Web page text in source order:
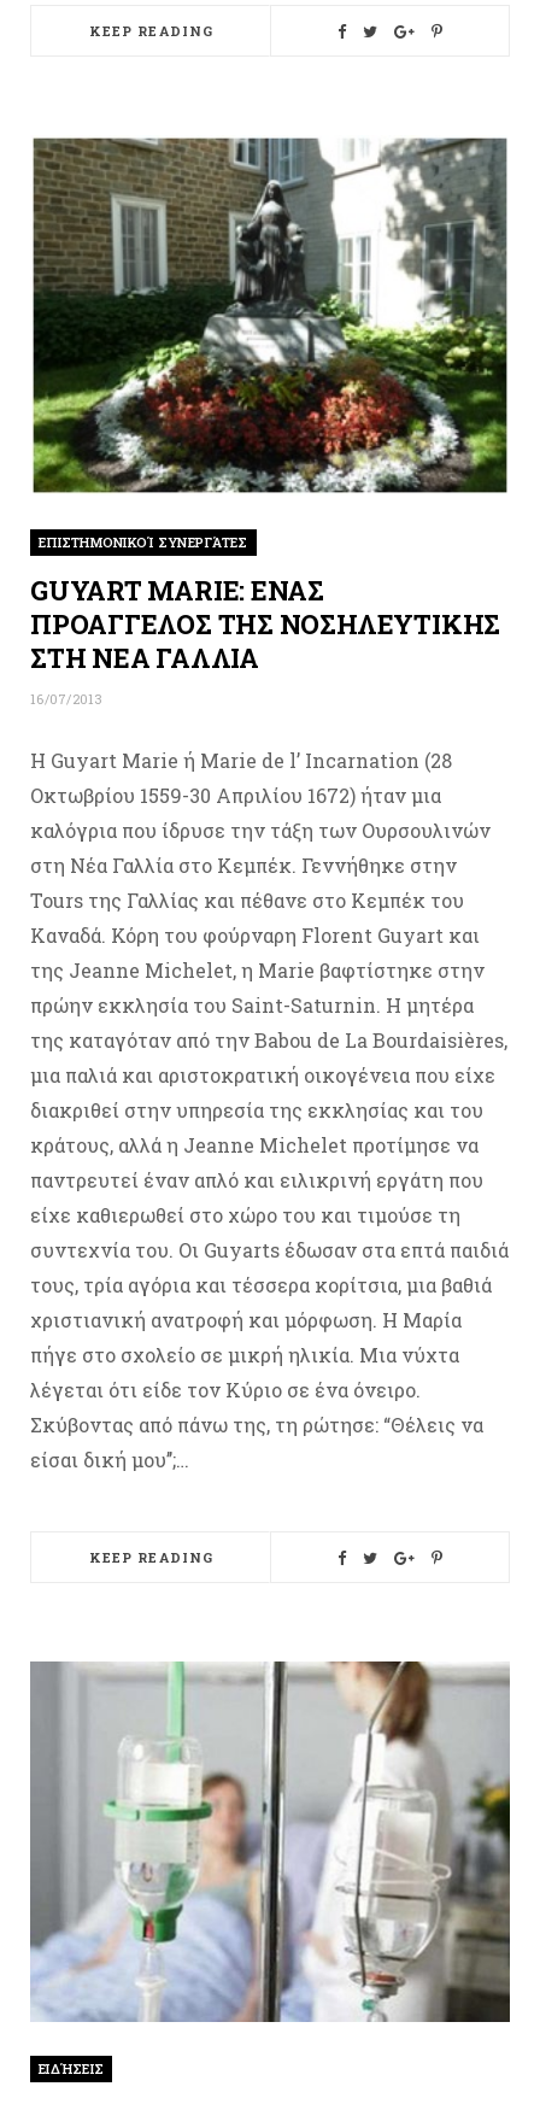
KEEP READING
ΕΠΙΣΤΗΜΟΝΙΚΟΊ ΣΥΝΕΡΓΆΤΕΣ
GUYART MARIE: ΕΝΑΣ
ΠΡΟΑΓΓΕΛΟΣ ΤΗΣ ΝΟΣΗΛΕΥΤΙΚΗΣ
ΣΤΗ ΝΕΑ ΓΑΛΛΙΑ
16/07/2013
Η Guyart Marie ή Marie de l’ Incarnation (28
Οκτωβρίου 1559-30 Απριλίου 1672) ήταν μια
καλόγρια που ίδρυσε την τάξη των Ουρσουλινών
στη Νέα Γαλλία στο Κεμπέκ. Γεννήθηκε στην
Tours της Γαλλίας και πέθανε στο Κεμπέκ του
Καναδά. Κόρη του φούρναρη Florent Guyart και
της Jeanne Michelet, η Marie βαφτίστηκε στην
πρώην εκκλησία του Saint-Saturnin. Η μητέρα
της καταγόταν από την Babou de La Bourdaisières,
μια παλιά και αριστοκρατική οικογένεια που είχε
διακριθεί στην υπηρεσία της εκκλησίας και του
κράτους, αλλά η Jeanne Michelet προτίμησε να
παντρευτεί έναν απλό και ειλικρινή εργάτη που
είχε καθιερωθεί στο χώρο του και τιμούσε τη
συντεχνία του. Οι Guyarts έδωσαν στα επτά παιδιά
τους, τρία αγόρια και τέσσερα κορίτσια, μια βαθιά
χριστιανική ανατροφή και μόρφωση. Η Μαρία
πήγε στο σχολείο σε μικρή ηλικία. Μια νύχτα
λέγεται ότι είδε τον Κύριο σε ένα όνειρο.
Σκύβοντας από πάνω της, τη ρώτησε: “Θέλεις να
είσαι δική μου’’;…
KEEP READING
ΕΙΔΉΣΕΙΣ